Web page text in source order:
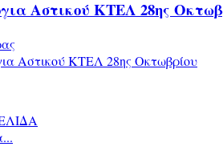
Αστικού ΚΤΕΛ 28ης